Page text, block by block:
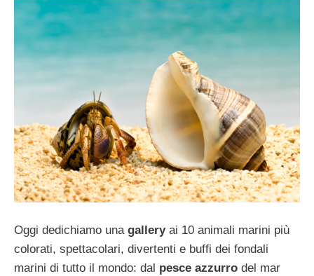
Oggi dedichiamo una galleryai 10 animali marini più
colorati, spettacolari, divertenti e buffi dei fondali
marini di tutto il mondo: dal pesce azzurro del mar